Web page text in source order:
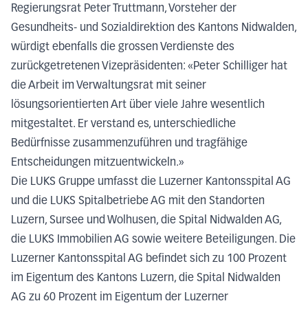
Regierungsrat Peter Truttmann, Vorsteher der
Gesundheits- und Sozialdirektion des Kantons Nidwalden,
würdigt ebenfalls die grossen Verdienste des
zurückgetretenen Vizepräsidenten: «Peter Schilliger hat
die Arbeit im Verwaltungsrat mit seiner
lösungsorientierten Art über viele Jahre wesentlich
mitgestaltet. Er verstand es, unterschiedliche
Bedürfnisse zusammenzuführen und tragfähige
Entscheidungen mitzuentwickeln.»
Die LUKS Gruppe umfasst die Luzerner Kantonsspital AG
und die LUKS Spitalbetriebe AG mit den Standorten
Luzern, Sursee und Wolhusen, die Spital Nidwalden AG,
die LUKS Immobilien AG sowie weitere Beteiligungen. Die
Luzerner Kantonsspital AG befindet sich zu 100 Prozent
im Eigentum des Kantons Luzern, die Spital Nidwalden
AG zu 60 Prozent im Eigentum der Luzerner